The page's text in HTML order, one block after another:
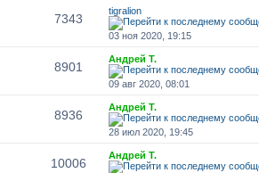
7343
tigralion
03 ноя 2020, 19:15
8901
Андрей Т.
09 авг 2020, 08:01
8936
Андрей Т.
28 июл 2020, 19:45
10006
Андрей Т.